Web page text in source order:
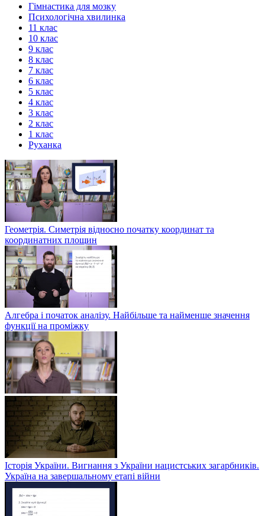
Гімнастика для мозку
Психологічна хвилинка
11 клас
10 клас
9 клас
8 клас
7 клас
6 клас
5 клас
4 клас
3 клас
2 клас
1 клас
Руханка
Геометрія. Симетрія відносно початку координат та
координатних площин
Алгебра і початок аналізу. Найбільше та найменше значення
функції на проміжку
Історія України. Вигнання з України нацистських загарбників.
Україна на завершальному етапі війни